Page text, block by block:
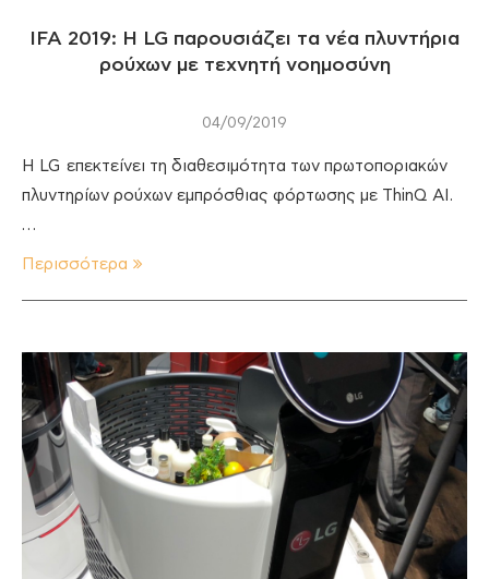
IFA 2019: Η LG παρουσιάζει τα νέα πλυντήρια
ρούχων με τεχνητή νοημοσύνη
04/09/2019
Η LG επεκτείνει τη διαθεσιμότητα των πρωτοποριακών
πλυντηρίων ρούχων εμπρόσθιας φόρτωσης με ThinQ AI.
…
Περισσότερα